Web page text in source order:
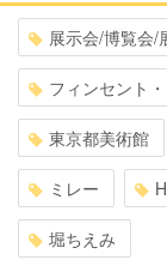
展示会/博覧会/
フィンセント
東京都美術館
ミレー
堀ちえみ